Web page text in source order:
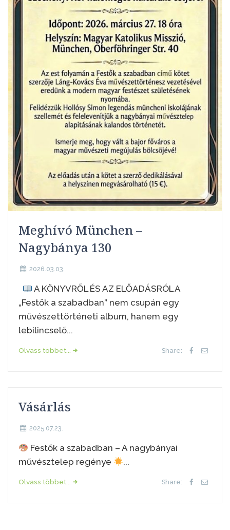
Meghívó München –
Nagybánya 130
2026.03.03.
A KÖNYVRŐL ÉS AZ ELŐADÁSRÓL A
„Festők a szabadban” nem csupán egy
művészettörténeti album, hanem egy
lebilincselő...
Olvass többet... Share:
Vásárlás
2025.07.23.
Festők a szabadban – A nagybányai
művésztelep regénye
...
Olvass többet... Share: